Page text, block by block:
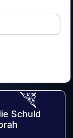
Schuld